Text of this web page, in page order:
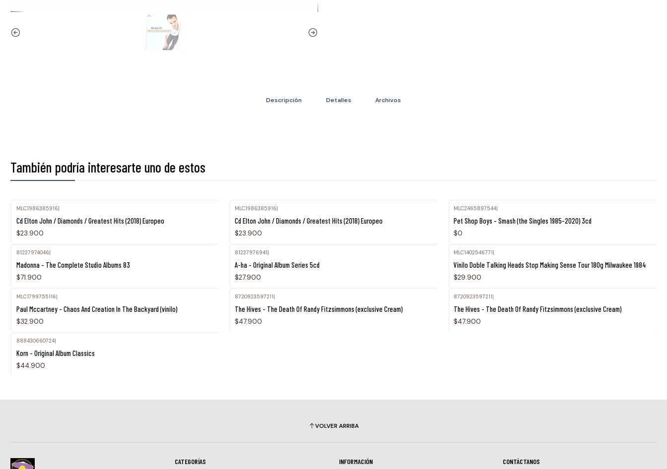
Descripción Detalles Archivos
También podría interesarte uno de estos
MLC1986385916|
Cd Elton John / Diamonds / Greatest Hits (2018) Europeo
$23.900
MLC1986385916|
Cd Elton John / Diamonds / Greatest Hits (2018) Europeo
$23.900
MLC2465897544|
Pet Shop Boys - Smash (the Singles 1985-2020) 3cd
$0
81227974046|
Madonna - The Complete Studio Albums 83
$71.900
81227976941|
A-ha - Original Album Series 5cd
$27.900
MLC1402546771|
Vinilo Doble Talking Heads Stop Making Sense Tour 180g Milwaukee 1984
$29.900
MLC1799755116|
Paul Mccartney - Chaos And Creation In The Backyard (vinilo)
$32.900
8720923597211|
The Hives - The Death Of Randy Fitzsimmons (exclusive Cream)
$47.900
8720923597211|
The Hives - The Death Of Randy Fitzsimmons (exclusive Cream)
$47.900
888430660724|
Korn - Original Album Classics
$44.900
VOLVER ARRIBA
CATEGORÍAS INFORMACIÓN CONTÁCTANOS